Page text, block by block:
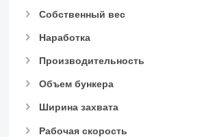
Собственный вес
Наработка
Производительность
Объем бункера
Ширина захвата
Рабочая скорость